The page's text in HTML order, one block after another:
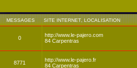
MESSAGES SITE INTERNET LOCALISATION
0
http://www.le-pajero.com
84 Carpentras
8771
http://www.le-pajero.fr
84 Carpentras